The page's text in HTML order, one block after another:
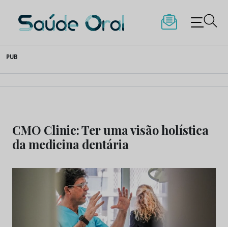
to
content
Saúde Oral
PUB
CMO Clinic: Ter uma visão holística
da medicina dentária